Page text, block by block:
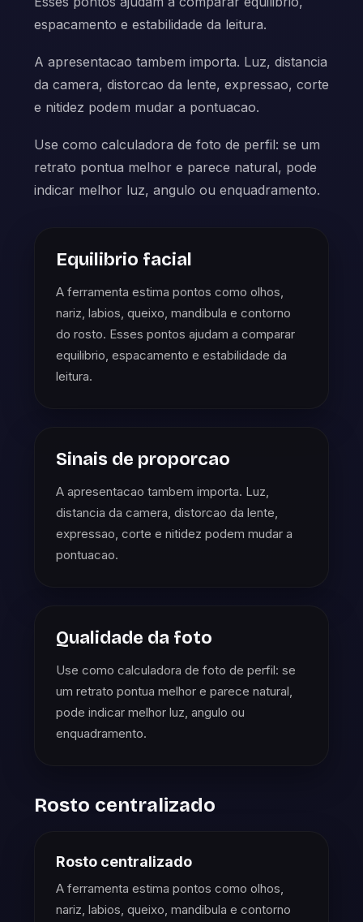
espacamento e estabilidade da leitura.
A apresentacao tambem importa. Luz, distancia
da camera, distorcao da lente, expressao, corte
e nitidez podem mudar a pontuacao.
Use como calculadora de foto de perfil: se um
retrato pontua melhor e parece natural, pode
indicar melhor luz, angulo ou enquadramento.
Equilibrio facial
A ferramenta estima pontos como olhos,
nariz, labios, queixo, mandibula e contorno
do rosto. Esses pontos ajudam a comparar
equilibrio, espacamento e estabilidade da
leitura.
Sinais de proporcao
A apresentacao tambem importa. Luz,
distancia da camera, distorcao da lente,
expressao, corte e nitidez podem mudar a
pontuacao.
Qualidade da foto
Use como calculadora de foto de perfil: se
um retrato pontua melhor e parece natural,
pode indicar melhor luz, angulo ou
enquadramento.
Rosto centralizado
Rosto centralizado
A ferramenta estima pontos como olhos,
nariz, labios, queixo, mandibula e contorno